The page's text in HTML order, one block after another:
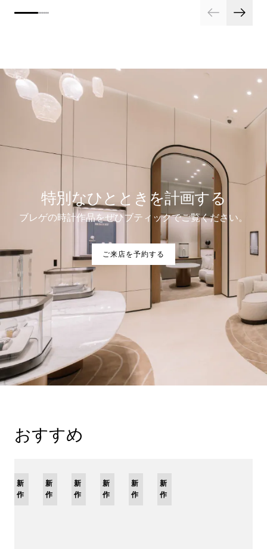
特別なひとときを計画する
ブレゲの時計作品をぜひブティックでご覧ください。
ご来店を予約する
おすすめ
新
作
新
作
新
作
新
作
新
作
新
作